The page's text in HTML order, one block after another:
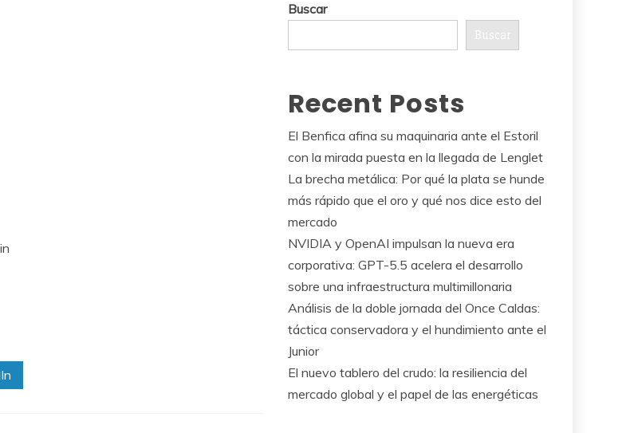
Buscar
Buscar
Recent Posts
El Benfica afina su maquinaria ante el Estoril
con la mirada puesta en la llegada de Lenglet
La brecha metálica: Por qué la plata se hunde
más rápido que el oro y qué nos dice esto del
mercado
NVIDIA y OpenAI impulsan la nueva era
corporativa: GPT-5.5 acelera el desarrollo
sobre una infraestructura multimillonaria
Análisis de la doble jornada del Once Caldas:
táctica conservadora y el hundimiento ante el
Junior
El nuevo tablero del crudo: la resiliencia del
mercado global y el papel de las energéticas